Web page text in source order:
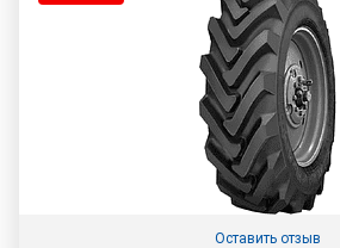
Оставить отзыв